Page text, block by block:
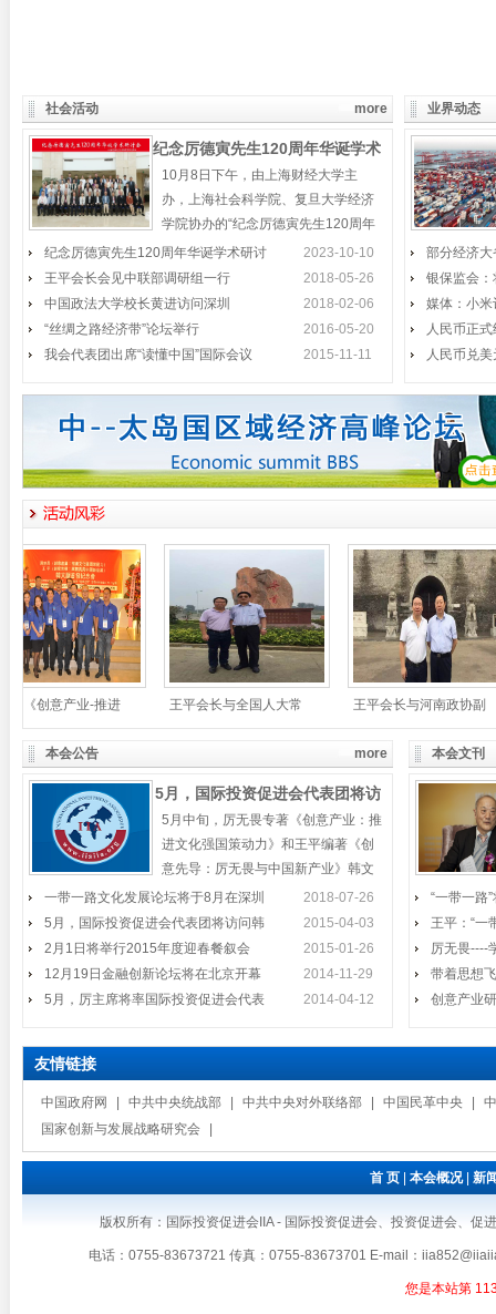
社会活动 more
纪念厉德寅先生120周年华诞学术
研讨会在上海举行
10月8日下午，由上海财经大学主
办，上海社会科学院、复旦大学经济
学院协办的“纪念厉德寅先生120周年
华诞学术研讨会”，在
“丝绸之路经济带”论坛举行
“丝绸之路经济带”核心区产业发展论坛
在新疆昌吉州举行，昌吉州常务副州
长李铁明、中国政法大学副校长时建
中、国际投资促进会会
我会代表团出席“读懂中国”国际
“读懂中国
国际投资促进会代表团访问惠州
2015年7月30日，国际投资促进
王平会见全罗政务副知事
5月14日，以王平会长为首的国际
投资促进会访韩
《创意产业》《创意先导》韩文
版首发
5月13日下午，第十一届中国人民
政治协商会议副
副主席、国际投
问澳大利亚并会见黄金海岸市長
Tom Tate
厉无畏出席全国名牌颁奖礼
厉主席、王会长出席资本发展研
10月24日下午，中国金融改革与
《创意先导》《启功图传》首发式
暨启功书画和鸿远艺术馆馆藏珍
2023-10-10
纪念厉德寅先生120周年华诞学术研讨
2018-05-26
王平会长会见中联部调研组一行
2018-02-06
中国政法大学校长黄进访问深圳
2016-05-20
“丝绸之路经济带”论坛举行
2015-11-11
我会代表团出席“读懂中国”国际会议
业界动态
部分经济
银保监会
媒体：小
人民币正
人民币兑
本会公告 more
5月，国际投资促进会代表团将访
问韩国
5月中旬，厉无畏专著《创意产业：推
进文化强国策动力》和王平编著《创
意先导：厉无畏与中国新产业》韩文
版将在韩国西江大学举行
2月1日将举行2015年度迎春餐叙
会
国际投资促进会在深圳会员将举行
2015年度迎春餐叙会时间：2015年2
月1日（周日）中午11:30开始地点：
深圳市福田区
12月19日金融创新论坛将在北京
5月，厉主席将率国际投资促进会
2014年第十届中国（深圳）国际
文化产业博览交
我会代表团将在东京受到温总理
本，并出席在东京举行的第三届中日
2018-07-26
一带一路文化发展论坛将于8月在深圳
2015-04-03
5月，国际投资促进会代表团将访问韩
2015-01-26
2月1日将举行2015年度迎春餐叙会
2014-11-29
12月19日金融创新论坛将在北京开幕
2014-04-12
5月，厉主席将率国际投资促进会代表
本会文刊
“一带一路
王平：“一
厉无畏----
带着思想
创意产业
友情链接
中国政府网 中共中央统战部 中共中央对外联络部 中国民革中央
国家创新与发展战略研究会
首 页 本会概况| 新
版权所有：国际投资促进会IIA - 国际投资促进会、投资促进会、
电话：0755-83673721 传真：0755-83673701 E-mail：
您是本站第